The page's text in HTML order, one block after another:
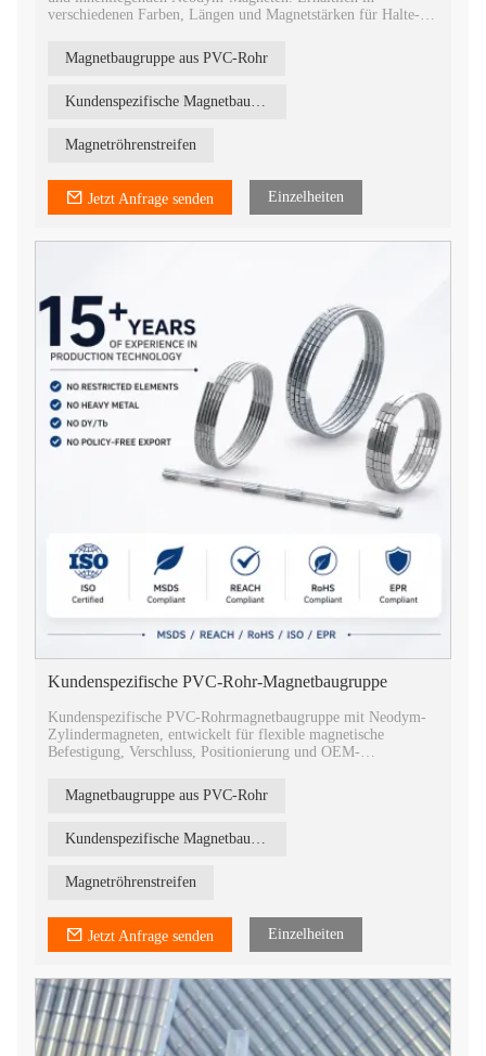
verschiedenen Farben, Längen und Magnetstärken für Halte-,
Magnetbaugruppe aus PVC-Rohr
Kundenspezifische Magnetbaugruppe
Magnetröhrenstreifen
Jetzt Anfrage senden Einzelheiten
Kundenspezifische PVC-Rohr-Magnetbaugruppe
Kundenspezifische PVC-Rohrmagnetbaugruppe mit Neodym-
Zylindermagneten, entwickelt für flexible magnetische
Befestigung, Verschluss, Positionierung und OEM-
Magnetbaugruppe aus PVC-Rohr
Kundenspezifische Magnetbaugruppe
Magnetröhrenstreifen
Jetzt Anfrage senden Einzelheiten